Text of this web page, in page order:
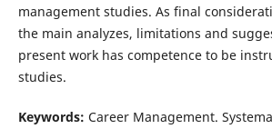
management studies. As final
the main analyzes, limitations and
present work has competence to be
studies.
Keywords: Career Management.